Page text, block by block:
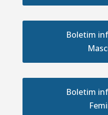
Boletim
Boletim